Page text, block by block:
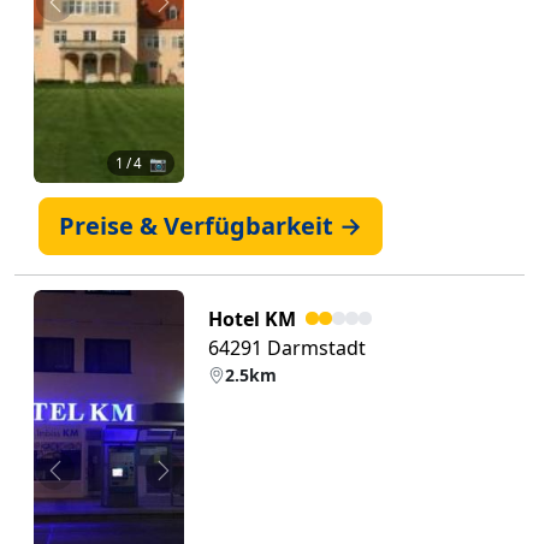
Zurück Weiter
1 / 4 📷
Preise & Verfügbarkeit →
Zurück Weiter
Hotel KM
64291 Darmstadt
2.5km